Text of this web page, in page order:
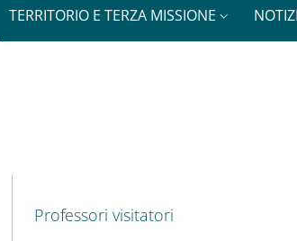
TERRITORIO E TERZA MISSIONE
MENU CEV SECOND NAVIGATION
Professori visitatori